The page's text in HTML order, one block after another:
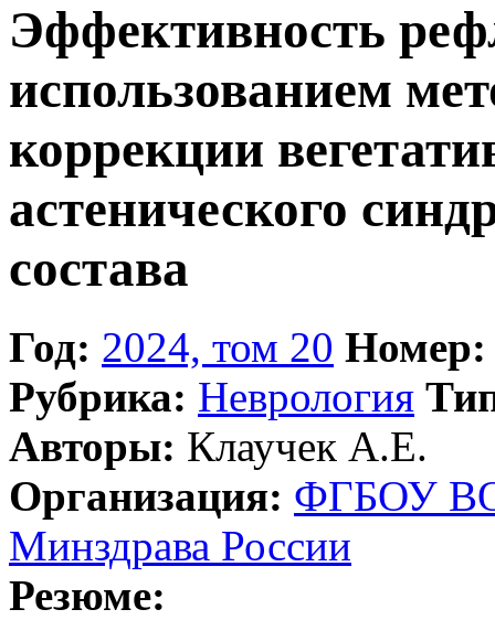
Эффективность
использованием
коррекции
астенического
состава
Год: 2024, том 20 Номер:
Рубрика: Неврология
Авторы: Клаучек A.E.
Организация: ФГБОУ ВО
Минздрава России
Резюме: